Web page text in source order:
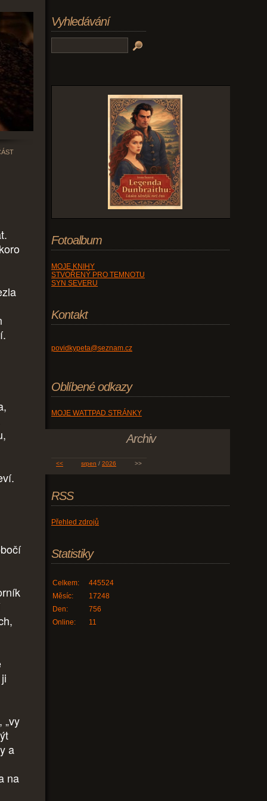
„vy
a
na
Vyhledávání
Fotoalbum
MOJE KNIHY
STVOŘENÝ PRO TEMNOTU
SYN SEVERU
Kontakt
povidkypeta@seznam.cz
Oblíbené odkazy
MOJE WATTPAD STRÁNKY
Archiv
<< srpen / 2026 >>
RSS
Přehled zdrojů
Statistiky
Online: 11
Celkem:
445524
Měsíc:
17248
Den:
756